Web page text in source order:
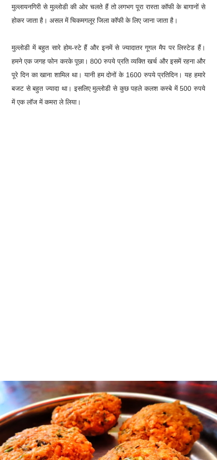
मुल्लायनगिरी से मुल्लोडी की ओर चलते हैं तो लगभग पूरा रास्ता कॉफी के बागानों से
होकर जाता है। असल में चिकमगलूर जिला कॉफी के लिए जाना जाता है।
मुल्लोडी में बहुत सारे होम-स्टे हैं और इनमें से ज्यादातर गूगल मैप पर लिस्टेड हैं।
हमने एक जगह फोन करके पूछा। 800 रुपये प्रति व्यक्ति खर्च और इसमें रहना और
पूरे दिन का खाना शामिल था। यानी हम दोनों के 1600 रुपये प्रतिदिन। यह हमारे
बजट से बहुत ज्यादा था। इसलिए मुल्लोडी से कुछ पहले कलश कस्बे में 500 रुपये
में एक लॉज में कमरा ले लिया।